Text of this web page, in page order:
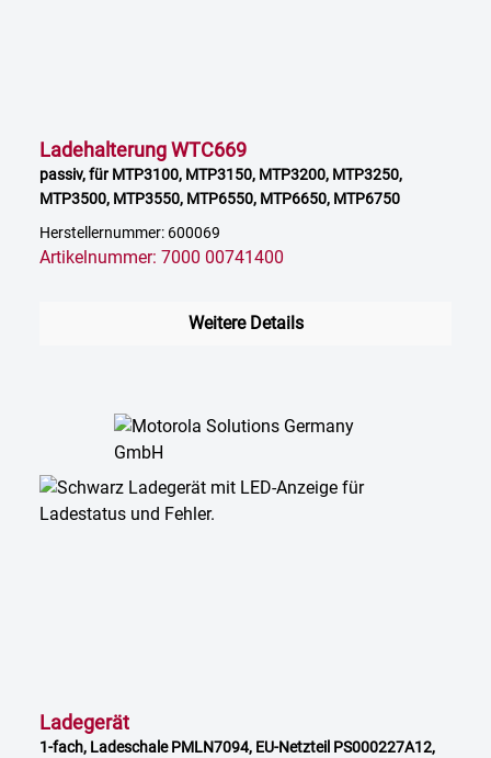
Ladehalterung WTC669
passiv, für MTP3100, MTP3150, MTP3200, MTP3250,
MTP3500, MTP3550, MTP6550, MTP6650, MTP6750
Herstellernummer: 600069
Artikelnummer: 7000 00741400
Weitere Details
Ladegerät
1-fach, Ladeschale PMLN7094, EU-Netzteil PS000227A12,